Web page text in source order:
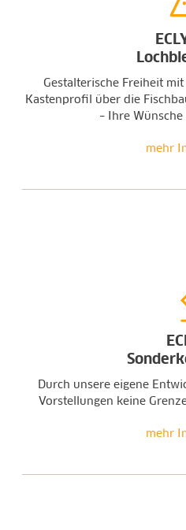
Gestalterische Freiheit
Kastenprofil über die
– Ihre
mehr
Durch unsere eigene
Vorstellungen keine
mehr